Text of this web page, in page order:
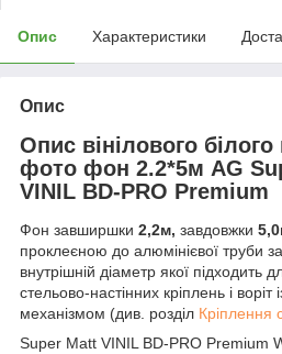
Опис Характеристики
Опис
Опис вінілового
фото фон 2.2*5м AG
VINIL BD-PRO Premium
Фон завширшки 2,2м, завдовжки
проклеєною до алюмінієвої труби
внутрішній діаметр якої підходить
стельово-настінних кріплень і воріт
механізмом (див. розділ Кріплення
Super Matt VINIL BD-PRO Premium